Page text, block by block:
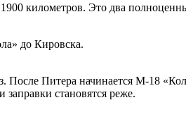
километров. Это два
до Кировска.
Питера начинается М-18
заправки становятся реже.